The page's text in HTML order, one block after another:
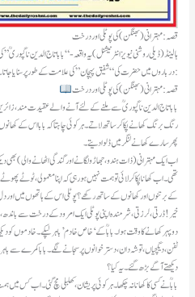
قصہ: مہترانی (بھنگن) کی پوٹلی اور درخت
ہالینڈ(ڈیلی روشنی نیویز انٹرنیشنل) یہ واقعہ- “بابا تاج الدین
درباروں میں حضرت کی “شفیق پہچان” کی علامت کے طور پر سنایا جاتا ہے:
قصہ: مہترانی (بھنگن) کی پوٹلی اور درخت
بابا تاج الدین ناگپوریؒ سے ملنے کے لئے آنے والے عقیدت مند،
رنگ برنگ کھانے پکا کر ساتھ لاتے۔ ہر کوئی چاہتا کہ بابا اس کے کھانوں
پھر سارے کھانے لنگر میں ڈلوا دیتے۔
اب ایک مہترانی (ذات ہندو، جھاڑو لگانے اور گندگی اٹھانے والی) بھی
تھی۔ اب کھانا پکا کر لائی تو ہمت نہیں ہورہی کہ اپنا معمولی، ٹوٹے
کے برتنوں اور کھانوں کے ساتھ رکھے؟ پوٹلی اس کے ہاتھوں میں
خیر ! ڈرتی، لرزتی، شرمندہ اپنی پوٹلی ایک امرود کے درخت سے
دوپہر کھانے کا وقت ہوا۔ باباؒ کے ‘خاص خادم’ باہر لپکے۔ خادموں کو
ٹفن، دیگچیاں، توشہ دان، دسترخوانوں پر سجانے لگے۔ بابا کمرے سے
دیکھتے آگے بڑھ گئے۔ یہ کیا؟
باباؒ نے کسی کا کھانا نہ چکھا۔ ہر کوئی پریشان، کھلبلی مچ گئی۔ اب کس